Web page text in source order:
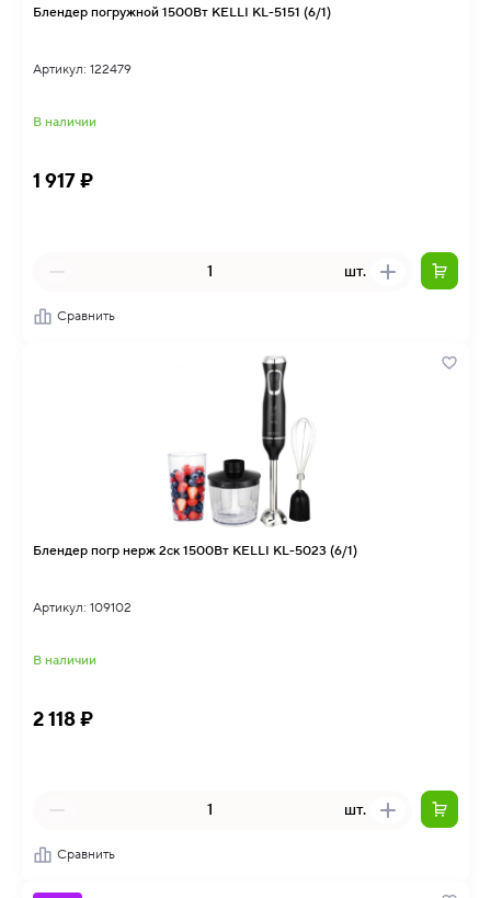
Блендер погружной 1500Вт KELLI KL-5151 (6/1)
Артикул: 122479
В наличии
1 917 ₽
шт.
Сравнить
Блендер погр нерж 2ск 1500Вт KELLI KL-5023 (6/1)
Артикул: 109102
В наличии
2 118 ₽
шт.
Сравнить